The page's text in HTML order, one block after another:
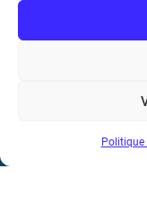
Politique
Téléphone : (+33) 1
N° de SIREN : 785